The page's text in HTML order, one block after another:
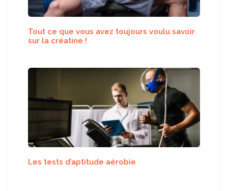
Tout ce que vous avez toujours voulu savoir
sur la créatine !
Les tests d’aptitude aérobie